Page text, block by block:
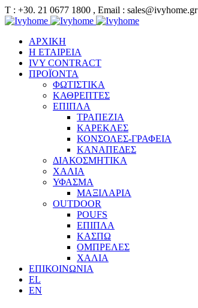
Τ : +30. 21 0677 1800 , Email : sales@ivyhome.gr
ΑΡΧΙΚΗ
Η ΕΤΑΙΡΕΙΑ
IVY CONTRACT
ΠΡΟΪΟΝΤΑ
ΦΩΤΙΣΤΙΚΑ
ΚΑΘΡΕΠΤΕΣ
ΕΠΙΠΛΑ
ΤΡΑΠΕΖΙΑ
ΚΑΡΕΚΛΕΣ
ΚΟΝΣΟΛΕΣ-ΓΡΑΦΕΙΑ
ΚΑΝΑΠΕΔΕΣ
ΔΙΑΚΟΣΜΗΤΙΚΑ
ΧΑΛΙΑ
ΥΦΑΣΜΑ
ΜΑΞΙΛΑΡΙΑ
OUTDOOR
POUFS
ΕΠΙΠΛΑ
ΚΑΣΠΩ
ΟΜΠΡΕΛΕΣ
ΧΑΛΙΑ
ΕΠΙΚΟΙΝΩΝΙΑ
EL
EN